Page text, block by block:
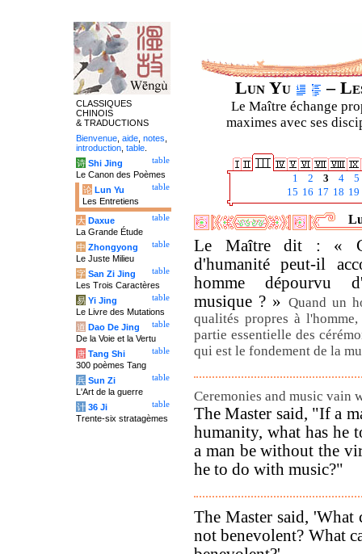
Lun Yu –
Le Maître échange
maximes avec ses
1 2 3 4
5
15 16 17 18 19
Le Maître dit : «
d'humanité peut-il
homme dépourvu
musique ? » Quand un
qualités propres à
partie essentielle des
qui est le fondement de la
Ceremonies and music vain
The Master said, "If a
humanity, what has he
a man be without the
he to do with music?"
The Master said,
not benevolent? What
CLASSIQUES
CHINOIS
& TRADUCTIONS
Bienvenue aide notes
introduction table
table
诗 Shi Jing
Le Canon des Poèmes
table
论 Lun Yu
Les Entretiens
table
大 Daxue
La Grande Étude
table
中 Zhongyong
Le Juste Milieu
table
字 San Zi Jing
Les Trois Caractères
table
易 Yi Jing
Le Livre des Mutations
table
道 Dao De Jing
De la Voie et la Vertu
table
唐 Tang Shi
300 poèmes Tang
table
兵 Sun Zi
L'Art de la guerre
table
计 36 Ji
Trente-six stratagèmes